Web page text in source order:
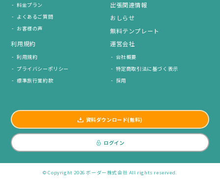
料金プラン
よくあるご質問
お客様の声
出張関連情報
おしらせ
無料テンプレート
利用規約
利用規約
プライバシーポリシー
標準旅行業約款
運営会社
会社概要
特定商取引法に基づく表示
採用
資料ダウンロード(無料)
ログイン
© Copyright 2026 ボーダー株式会社 All rights reserved.